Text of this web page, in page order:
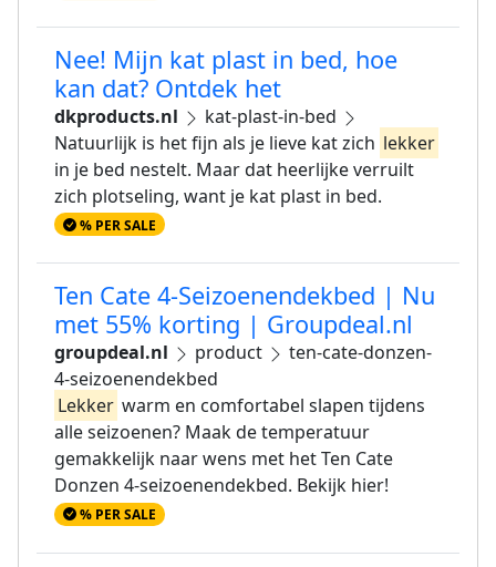
Nee! Mijn kat plast in bed, hoe
kan dat? Ontdek het
dkproducts.nl
kat-plast-in-bed
Natuurlijk is het fijn als je lieve kat zich lekker
in je bed nestelt. Maar dat heerlijke verruilt
zich plotseling, want je kat plast in bed.
% PER SALE
Ten Cate 4-Seizoenendekbed | Nu
met 55% korting | Groupdeal.nl
groupdeal.nl product
ten-cate-donzen-
4-seizoenendekbed
Lekker warm en comfortabel slapen tijdens
alle seizoenen? Maak de temperatuur
gemakkelijk naar wens met het Ten Cate
Donzen 4-seizoenendekbed. Bekijk hier!
% PER SALE